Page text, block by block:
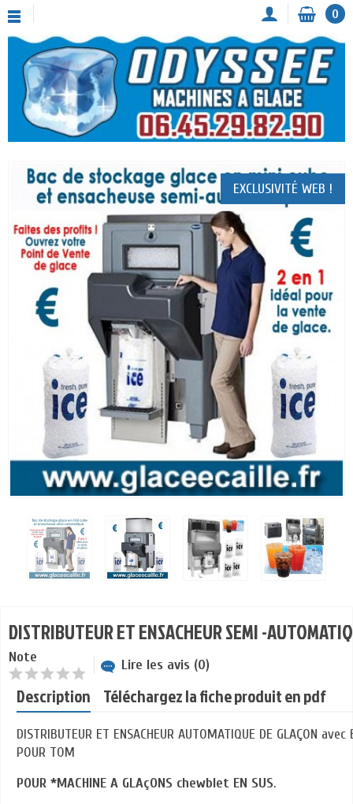
0
EXCLUSIVITÉ WEB !
DISTRIBUTEUR ET ENSACHEUR SEMI -
Note Lire les avis (0)
Description Téléchargez la fiche produit en pdf
DISTRIBUTEUR ET ENSACHEUR AUTOMATIQUE DE GLAÇON avec
POUR TOM
POUR *MACHINE A GLAçONS chewblet EN SUS.